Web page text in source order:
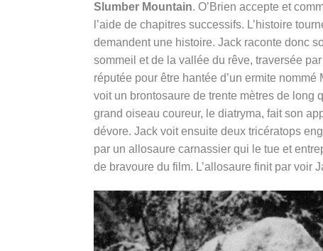
Slumber Mountain. O’Brien accepte et
l’aide de chapitres successifs. L’histoire
demandent une histoire. Jack raconte donc
sommeil et de la vallée du rêve, traversée
réputée pour être hantée d’un ermite
voit un brontosaure de trente mètres de
grand oiseau coureur, le diatryma, fait son
dévore. Jack voit ensuite deux tricératops
par un allosaure carnassier qui le tue et
de bravoure du film. L’allosaure finit par voir